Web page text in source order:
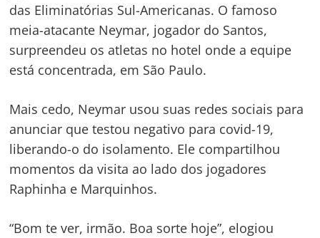
das Eliminatórias Sul-Americanas. O famoso
meia-atacante Neymar, jogador do Santos,
surpreendeu os atletas no hotel onde a equipe
está concentrada, em São Paulo.
Mais cedo, Neymar usou suas redes sociais para
anunciar que testou negativo para covid-19,
liberando-o do isolamento. Ele compartilhou
momentos da visita ao lado dos jogadores
Raphinha e Marquinhos.
“Bom te ver, irmão. Boa sorte hoje”, elogiou